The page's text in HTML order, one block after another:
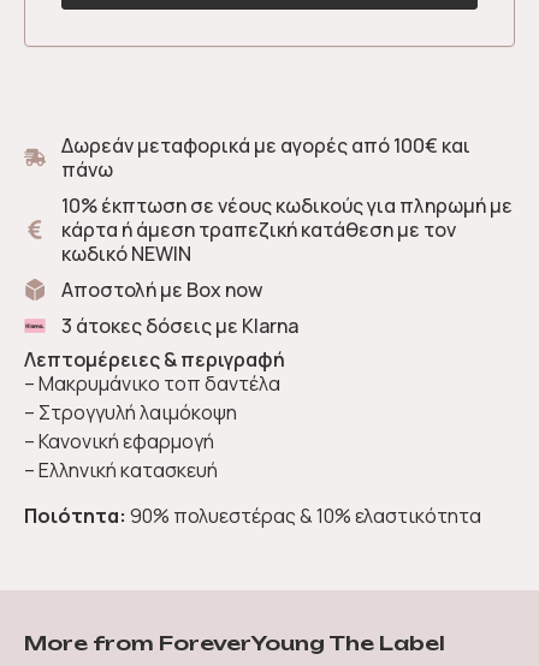
Δωρεάν μεταφορικά με αγορές από 100€ και
πάνω
10% έκπτωση σε νέους κωδικούς για πληρωμή με
κάρτα ή άμεση τραπεζική κατάθεση με τον
κωδικό NEWIN
Αποστολή με Box now
3 άτοκες δόσεις με Klarna
Λεπτομέρειες & περιγραφή
– Μακρυμάνικο τοπ δαντέλα
– Στρογγυλή λαιμόκοψη
– Κανονική εφαρμογή
– Ελληνική κατασκευή
Ποιότητα: 90% πολυεστέρας & 10% ελαστικότητα
More from ForeverYoung The Label